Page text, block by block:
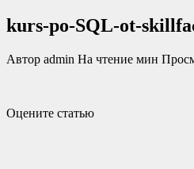
kurs-po-SQL-ot-
Автор admin На чтение мин
Оцените статью